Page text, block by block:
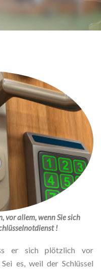
vor allem, wenn Sie sich
!
er sich plötzlich vor
es, weil der Schlüssel